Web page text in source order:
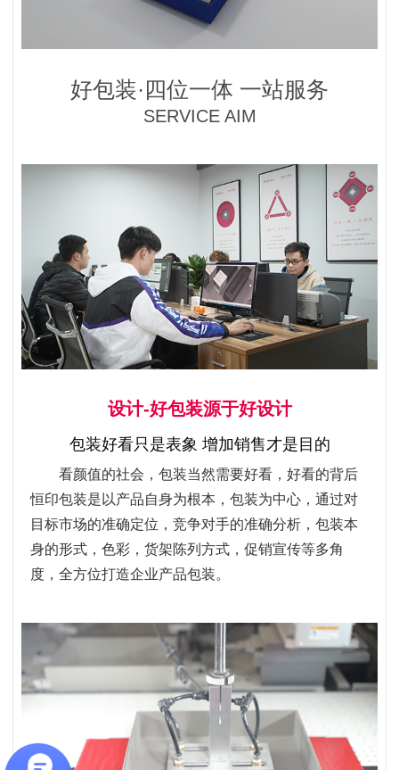
好包装·四位一体 一站服务
SERVICE AIM
设计-好包装源于好设计
包装好看只是表象 增加销售才是目的
看颜值的社会，包装当然需要好看，好看的背后
恒印包装是以产品自身为根本，包装为中心，通过对
目标市场的准确定位，竞争对手的准确分析，包装本
身的形式，色彩，货架陈列方式，促销宣传等多角
度，全方位打造企业产品包装。